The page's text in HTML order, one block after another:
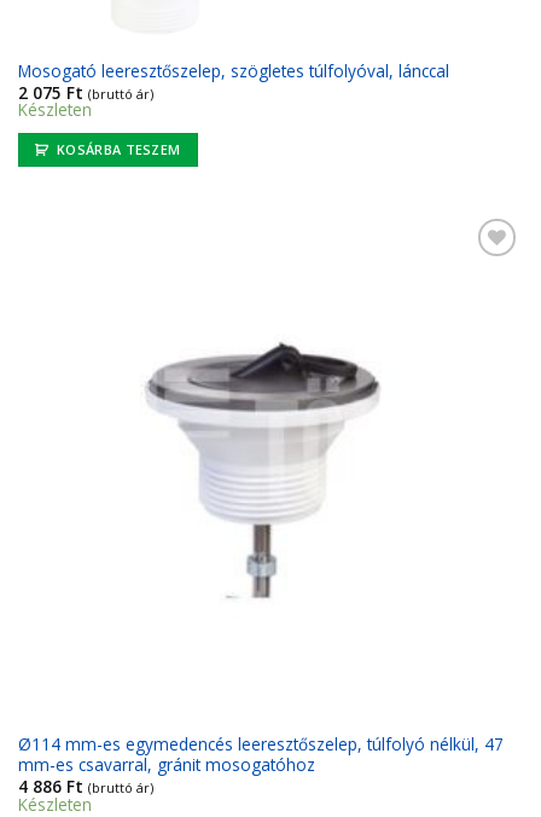
Mosogató leeresztőszelep, szögletes túlfolyóval, lánccal
2 075 Ft (bruttó ár)
Készleten
KOSÁRBA TESZEM
Ø114 mm-es egymedencés leeresztőszelep, túlfolyó nélkül, 47
mm-es csavarral, gránit mosogatóhoz
4 886 Ft (bruttó ár)
Készleten